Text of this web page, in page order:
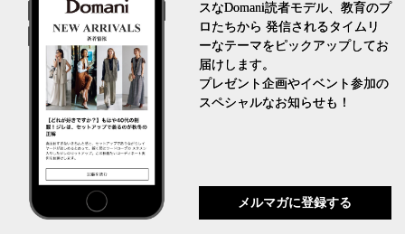
スなDomani読者モデル、教育のプ
ロたちから 発信されるタイムリ
ーなテーマをピックアップしてお
届けします。
プレゼント企画やイベント参加の
スペシャルなお知らせも！
メルマガに登録する